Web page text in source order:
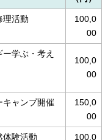
理活動
100,0
00
ー学ぶ・考え
100,0
00
キャンプ開催
150,0
00
体験活動 100,0